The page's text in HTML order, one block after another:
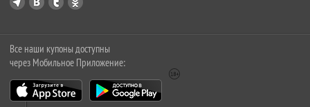
Все наши купоны доступны
через Мобильное Приложение: